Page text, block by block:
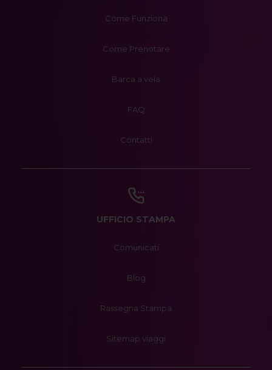
Come Funziona
Come Prenotare
Barca a vela
FAQ
Contatti
UFFICIO STAMPA
Comunicati
Blog
Rassegna Stampa
Sitemap viaggi